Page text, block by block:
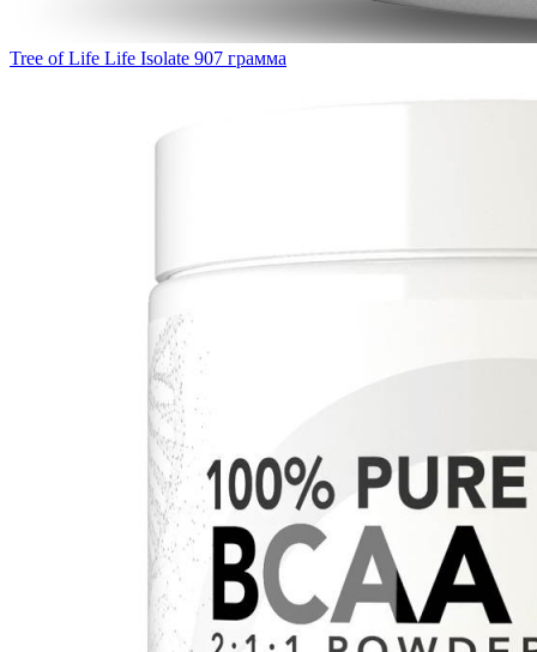
Tree of Life Life Isolate 907 грамма